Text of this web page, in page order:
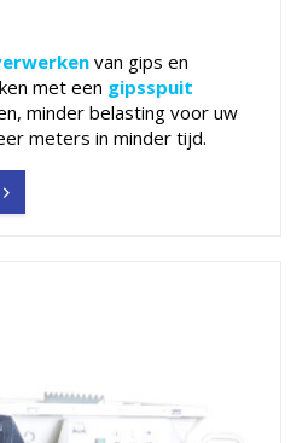
van gips en
met een gipsspuit
minder belasting voor uw
meters in minder tijd.